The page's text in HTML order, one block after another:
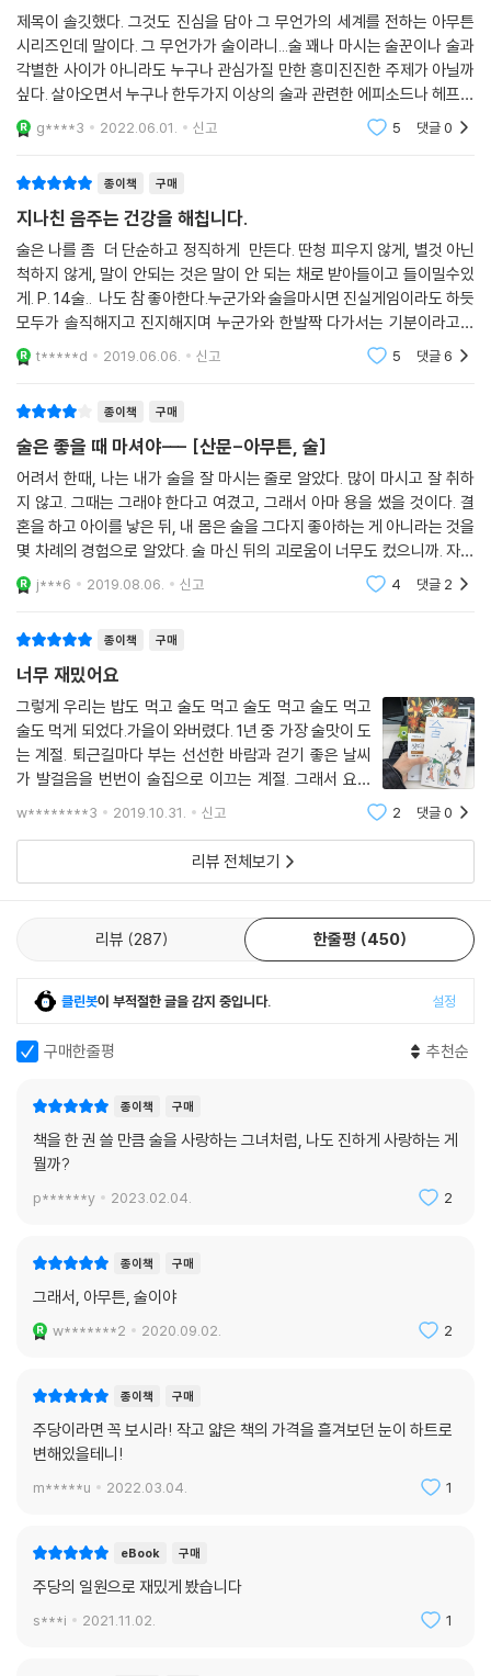
“혼자시라고요?”라고 되묻는 주인아저씨와 힐끗힐끗 쳐다보는 아르바이
트생들 앞에서는 솔직히 좀 주눅이 들었다. 하지만 쫀득한 해파리와 아삭
한 야채들과 함께 족발 한 점을 입에 넣자 새콤한 겨자소스가 입안 가득 번
지면서 그 모든 걸 저 멀리로 밀어냈다. 칸막이 하나 없는 테이블이었지만,
마치 보이지 않는 문을 닫고 오직 냉채족발과 나만이 존재하는 방에 들어
또 다른 용기를 필요로 했지만, 이미 족발도 혼자 먹고 있는 마당에 낮술 반
주 못 마실 게 뭐람. 여기 시원 한 병 주세요!
---「혼술의 장면들」중에서
축구를 하다가 허벅지를 다쳤다. 수비수를 피해 공을 꺾어 방향을 틀고 달
려 나가던 중 무릎부터 허벅지 뒤쪽 근육까지 저릿한 통증이 한 번 지나가
는가 싶더니 그 후부터 허벅지 뒤쪽이 계속 뻐근해져서 제대로 달릴 수가
없었다. 나에게 제쳐진 6번 할아버지가 고거 쌤통이라는 표정으로 쳐다보
근육이 다친 게 분명하다며 초기에 잡지 않으면 만성이 될 수 있으니 당장
병원에 가야 한다고 말했다. 정확한 진단이었다. 의사도 완전히 나을 때까
지 무리한 운동은 절대 삼가야 한다며 정기적인 물리치료를 권했다. 물리
치료실로 이동하기 직전, 진단을 받는 내내 최대 관심사였지만 마지막까지
미루고 미뤘던 질문을 조심스럽지만 다급하게 던졌다. “술을 마시는 것도
안 좋을까요?”
---「술피부와 꿀피부」중에서
제목이 솔깃했다. 그것도 진심을 담아 그 무언가의 세계를 전하는 아무튼
시리즈인데 말이다. 그 무언가가 술이라니...술 꽤나 마시는 술꾼이나 술과
각별한 사이가 아니라도 누구나 관심가질 만한 흥미진진한 주제가 아닐까
싶다. 살아오면서 누구나 한두가지 이상의 술과 관련한 에피소드나 헤프닝
이 있지 않을까 싶다. 아닌사람도 있다고? 그렇담 할말없지만. 이책의 저
자 김혼비
g****3 2022.06.01. 신고 5 댓글0
종이책 구매
지나친 음주는 건강을 해칩니다.
술은 나를 좀 더 단순하고 정직하게 만든다. 딴청 피우지 않게, 별것 아닌
척하지 않게, 말이 안되는 것은 말이 안 되는 채로 받아들이고 들이밀수있
게. P. 14술.. 나도 참 좋아한다.누군가와 술을마시면 진실게임이라도 하듯
모두가 솔직해지고 진지해지며 누군가와 한발짝 다가서는 기분이라고할
까? 주량이 대단한건 아니지만 그렇다고 주거니받거니를 사양할정도의
작은 양도 아니기
t*****d 2019.06.06. 신고 5 댓글6
종이책 구매
술은 좋을 때 마셔야--- [산문-아무튼, 술]
어려서 한때, 나는 내가 술을 잘 마시는 줄로 알았다. 많이 마시고 잘 취하
지 않고. 그때는 그래야 한다고 여겼고, 그래서 아마 용을 썼을 것이다. 결
혼을 하고 아이를 낳은 뒤, 내 몸은 술을 그다지 좋아하는 게 아니라는 것을
몇 차례의 경험으로 알았다. 술 마신 뒤의 괴로움이 너무도 컸으니까. 자연
스럽게 술은 입으로 마시는 대신 눈으로만 마시게 되었다. 술은 분위기에
따라 맛
j***6 2019.08.06. 신고 4 댓글 2
종이책 구매
너무 재밌어요
그렇게 우리는 밥도 먹고 술도 먹고 술도 먹고 술도 먹고
술도 먹게 되었다.가을이 와버렸다. 1년 중 가장 술맛이 도
는 계절. 퇴근길마다 부는 선선한 바람과 걷기 좋은 날씨
가 발걸음을 번번이 술집으로 이끄는 계절. 그래서 요즘
매일 퇴근길마다 싸운다. ‘오늘의 술 유혹’을 이길 수 있는
다 뻗쳐오는 유혹을 이겨내고 술을
w********3 2019.10.31. 신고 2 댓글0
리뷰 전체보기
리뷰 287 한줄평 450
클린봇이 부적절한 글을 감지 중입니다. 설정
구매한줄평 추천순
종이책 구매
책을 한 권 쓸 만큼 술을 사랑하는 그녀처럼, 나도 진하게 사랑하는 게
뭘까?
p******y 2023.02.04. 2
종이책 구매
그래서, 아무튼, 술이야
w*******2 2020.09.02. 2
종이책 구매
주당이라면 꼭 보시라! 작고 얇은 책의 가격을 흘겨보던 눈이 하트로
변해있을테니!
m*****u 2022.03.04. 1
eBook 구매
주당의 일원으로 재밌게 봤습니다
s***i 2021.11.02. 1